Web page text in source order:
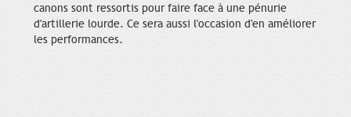
canons sont ressortis pour faire face à une pénurie
d'artillerie lourde. Ce sera aussi l'occasion d'en améliorer
les performances.